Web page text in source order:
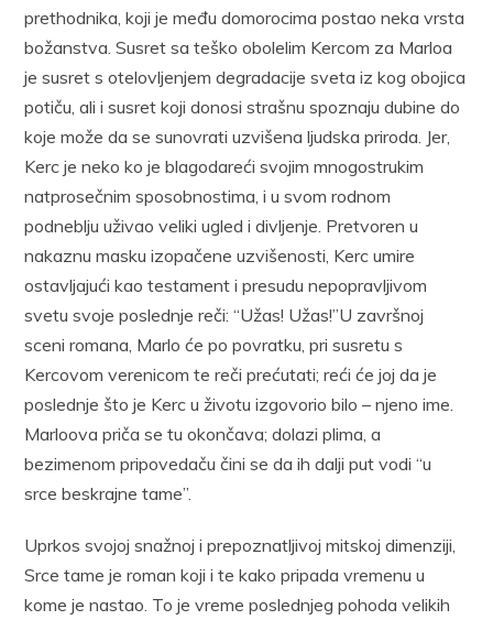
prethodnika, koji je među domorocima postao neka vrsta
božanstva. Susret sa teško obolelim Kercom za Marloa
je susret s otelovljenjem degradacije sveta iz kog obojica
potiču, ali i susret koji donosi strašnu spoznaju dubine do
koje može da se sunovrati uzvišena ljudska priroda. Jer,
Kerc je neko ko je blagodareći svojim mnogostrukim
natprosečnim sposobnostima, i u svom rodnom
podneblju uživao veliki ugled i divljenje. Pretvoren u
nakaznu masku izopačene uzvišenosti, Kerc umire
ostavljajući kao testament i presudu nepopravljivom
svetu svoje poslednje reči: “Užas! Užas!”U završnoj
sceni romana, Marlo će po povratku, pri susretu s
Kercovom verenicom te reči prećutati; reći će joj da je
poslednje što je Kerc u životu izgovorio bilo – njeno ime.
Marloova priča se tu okončava; dolazi plima, a
bezimenom pripovedaču čini se da ih dalji put vodi “u
srce beskrajne tame”.
Uprkos svojoj snažnoj i prepoznatljivoj mitskoj dimenziji,
Srce tame je roman koji i te kako pripada vremenu u
kome je nastao. To je vreme poslednjeg pohoda velikih